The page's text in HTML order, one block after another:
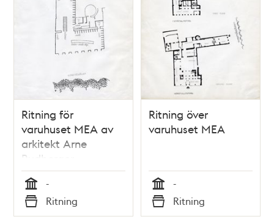
Ritning för
varuhuset MEA av
arkitekt Arne
Rudberger
Tid
-
Typ
Ritning
Ritning över
varuhuset MEA
Tid
-
Typ
Ritning